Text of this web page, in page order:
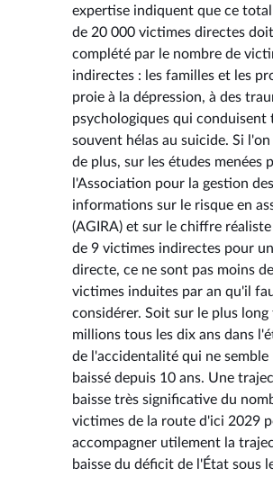
expertise indiquent que ce
de 20 000 victimes directes
complété par le nombre de
indirectes : les familles et les
proie à la dépression, à des
psychologiques qui conduisent
souvent hélas au suicide. Si l'on
de plus, sur les études menées
l'Association pour la gestion des
informations sur le risque en
(AGIRA) et sur le chiffre
de 9 victimes indirectes pour
directe, ce ne sont pas moins
victimes induites par an qu'il
considérer. Soit sur le plus long
millions tous les dix ans dans
de l'accidentalité qui ne semble
baissé depuis 10 ans. Une
baisse très significative du
victimes de la route d'ici 2029
accompagner utilement la
baisse du déficit de l'État sous